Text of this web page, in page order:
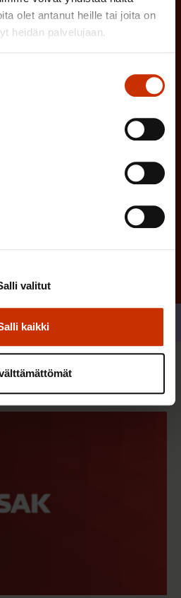
olet antanut heille tai joita on
heidän palvelujaan.
kaikki
valitut
n
e
i
kiinnostaa